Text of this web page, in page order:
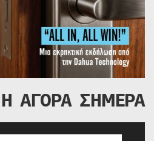
Η ΑΓΟΡΑ ΣΗΜΕΡΑ